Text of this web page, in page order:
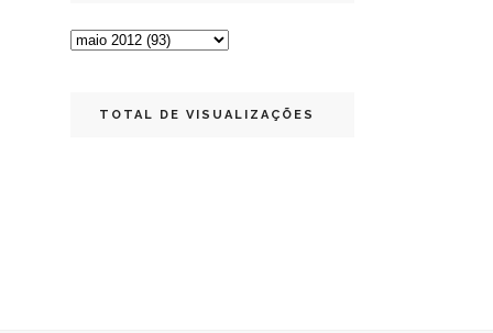
TOTAL DE VISUALIZAÇÕES